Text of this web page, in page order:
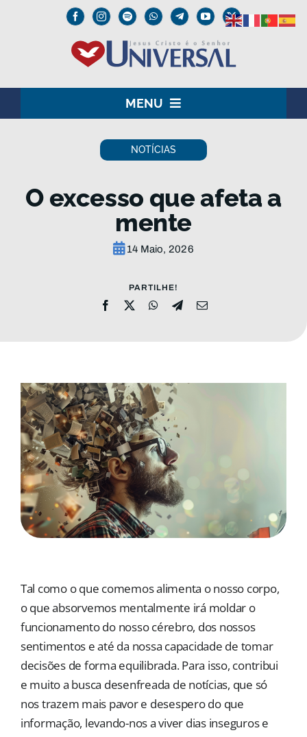
MENU
INSTITUCIONAL
NOTÍCIAS
O excesso que afeta a
mente
14 Maio, 2026
PARTILHE!
Tal como o que comemos alimenta o nosso corpo,
o que absorvemos mentalmente irá moldar o
funcionamento do nosso cérebro, dos nossos
sentimentos e até da nossa capacidade de tomar
decisões de forma equilibrada. Para isso, contribui
e muito a busca desenfreada de notícias, que só
nos trazem mais pavor e desespero do que
informação, levando-nos a viver dias inseguros e